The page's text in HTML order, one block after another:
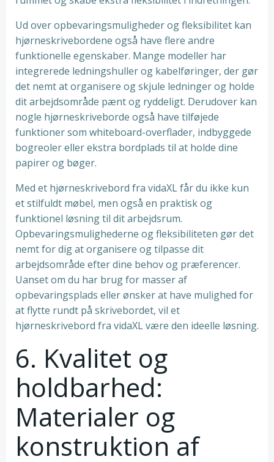
Ud over opbevaringsmuligheder og fleksibilitet kan
hjørneskrivebordene også have flere andre
funktionelle egenskaber. Mange modeller har
integrerede ledningshuller og kabelføringer, der gør
det nemt at organisere og skjule ledninger og holde
dit arbejdsområde pænt og ryddeligt. Derudover kan
nogle hjørneskriveborde også have tilføjede
funktioner som whiteboard-overflader, indbyggede
bogreoler eller ekstra bordplads til at holde dine
papirer og bøger.
Med et hjørneskrivebord fra vidaXL får du ikke kun
et stilfuldt møbel, men også en praktisk og
funktionel løsning til dit arbejdsrum.
Opbevaringsmulighederne og fleksibiliteten gør det
nemt for dig at organisere og tilpasse dit
arbejdsområde efter dine behov og præferencer.
Uanset om du har brug for masser af
opbevaringsplads eller ønsker at have mulighed for
at flytte rundt på skrivebordet, vil et
hjørneskrivebord fra vidaXL være den ideelle løsning.
6. Kvalitet og
holdbarhed:
Materialer og
konstruktion af